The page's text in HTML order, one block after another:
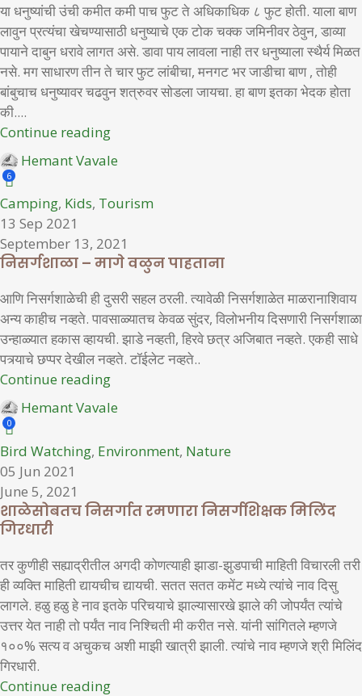
या धनुष्यांची उंची कमीत कमी पाच फुट ते अधिकाधिक ८ फुट होती. याला बाण
लावुन प्रत्यंचा खेचण्यासाठी धनुष्याचे एक टोक चक्क जमिनीवर ठेवुन, डाव्या
पायाने दाबुन धरावे लागत असे. डावा पाय लावला नाही तर धनुष्याला स्थैर्य मिळत
नसे. मग साधारण तीन ते चार फुट लांबीचा, मनगट भर जाडीचा बाण , तोही
बांबुचाच धनुष्यावर चढवुन शत्रुवर सोडला जायचा. हा बाण इतका भेदक होता
की....
Continue reading
Hemant Vavale
6
Camping, Kids, Tourism
13 Sep 2021
September 13, 2021
निसर्गशाळा – मागे वळुन पाहताना
आणि निसर्गशाळेची ही दुसरी सहल ठरली. त्यावेळी निसर्गशाळेत माळरानाशिवाय
अन्य काहीच नव्हते. पावसाळ्यातच केवळ सुंदर, विलोभनीय दिसणारी निसर्गशाळा
उन्हाळ्यात हकास व्हायची. झाडे नव्हती, हिरवे छत्र अजिबात नव्हते. एकही साधे
पत्र्याचे छप्पर देखील नव्हते. टॉईलेट नव्हते..
Continue reading
Hemant Vavale
0
Bird Watching, Environment, Nature
05 Jun 2021
June 5, 2021
शाळेसोबतच निसर्गात रमणारा निसर्गशिक्षक मिलिंद
गिरधारी
तर कुणीही सह्याद्रीतील अगदी कोणत्याही झाडा-झुडपाची माहिती विचारली तरी
ही व्यक्ति माहिती द्यायचीच द्यायची. सतत सतत कमेंट मध्ये त्यांचे नाव दिसु
लागले. हळु हळु हे नाव इतके परिचयाचे झाल्यासारखे झाले की जोपर्यंत त्यांचे
उत्तर येत नाही तो पर्यंत नाव निश्चिती मी करीत नसे. यांनी सांगितले म्हणजे
१००% सत्य व अचुकच अशी माझी खात्री झाली. त्यांचे नाव म्हणजे श्री मिलिंद
गिरधारी.
Continue reading